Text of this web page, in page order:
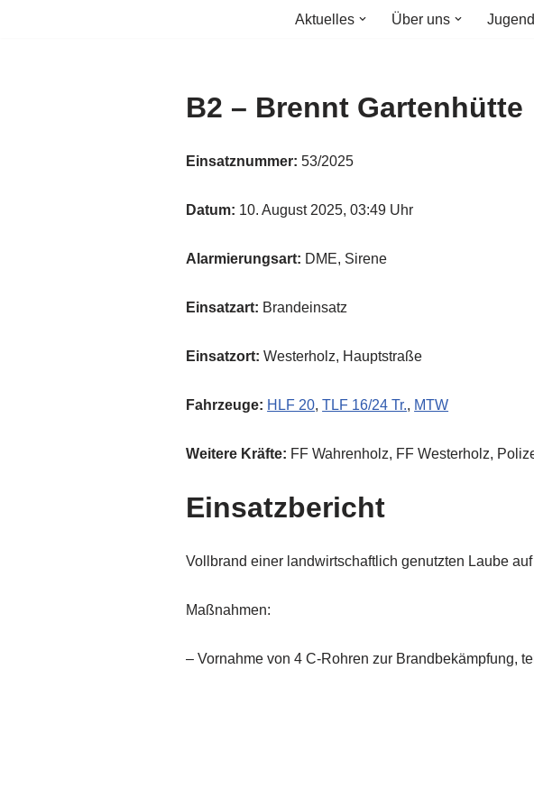
Aktuelles Über uns
B2 – Brennt Gartenhütte
Einsatznummer: 53/2025
Datum: 10. August 2025, 03:49 Uhr
Alarmierungsart: DME, Sirene
Einsatzart: Brandeinsatz
Einsatzort: Westerholz, Hauptstraße
Fahrzeuge: HLF 20,TLF 16/24 Tr., MTW
Weitere Kräfte: FF Wahrenholz, FF Westerholz,
Einsatzbericht
Vollbrand einer landwirtschaftlich genutzten Laube
Maßnahmen:
– Vornahme von 4 C-Rohren zur Brandbekämpfung,